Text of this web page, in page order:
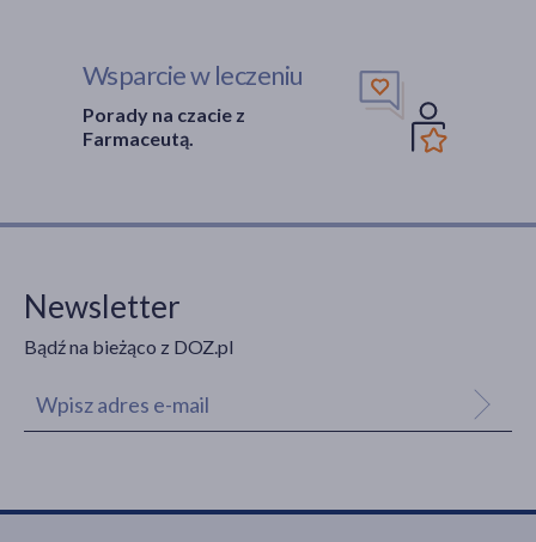
Wsparcie w leczeniu
Porady na czacie z
Farmaceutą.
Newsletter
Bądź na bieżąco z DOZ.pl